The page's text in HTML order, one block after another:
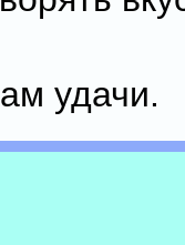
удачи.